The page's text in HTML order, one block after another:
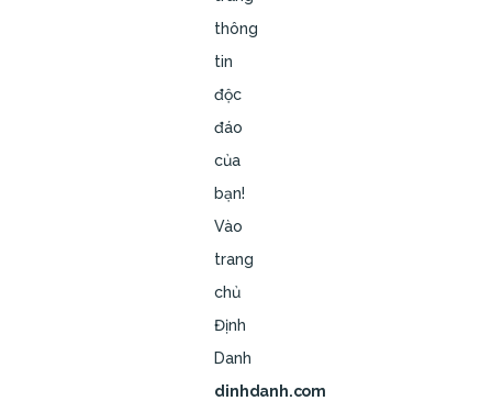
thông
tin
độc
đáo
của
bạn!
Vào
trang
chủ
Định
Danh
dinhdanh.com